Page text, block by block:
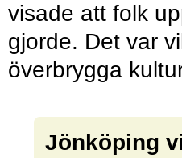
visade att folk
gjorde. Det var
överbrygga
Jönköping